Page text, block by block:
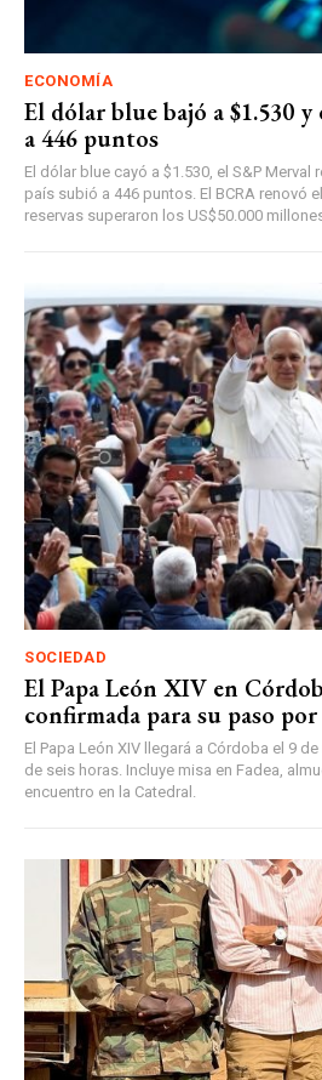
ECONOMÍA
El dólar blue bajó a $1.530
a 446 puntos
El dólar blue cayó a $1.530, el S&P Merval
país subió a 446 puntos. El BCRA renovó
reservas superaron los US$50.000
SOCIEDAD
El Papa León XIV en
confirmada para su paso
El Papa León XIV llegará a Córdoba el 9
de seis horas. Incluye misa en Fadea,
encuentro en la Catedral.